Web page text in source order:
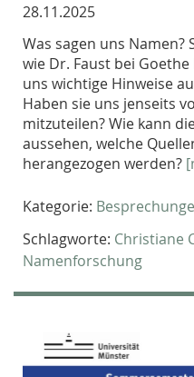
28.11.2025
Was sagen uns Namen?
wie Dr. Faust bei
uns wichtige Hinweise
Haben sie uns jenseits
mitzuteilen? Wie kann
aussehen, welche
herangezogen werden?
Kategorie:
Schlagworte: Christiane
Namenforschung